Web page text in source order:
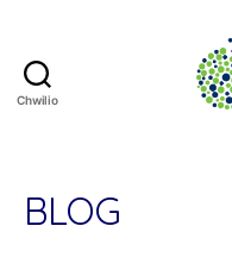
Chwilio
BLOG